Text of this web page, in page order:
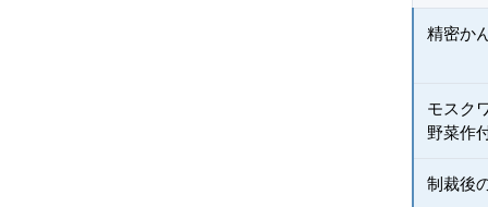
精密か
モスク
野菜作
制裁後